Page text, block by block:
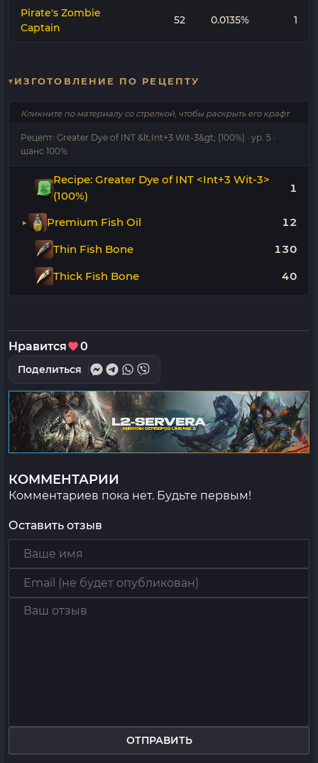
Pirate's Zombie
Captain
52 0.0135% 1
ИЗГОТОВЛЕНИЕ ПО РЕЦЕПТУ
Кликните по материалу со стрелкой, чтобы раскрыть его крафт
Рецепт: Greater Dye of INT &lt;Int+3 Wit-3&gt; (100%) · ур. 5 ·
шанс 100%
Recipe: Greater Dye of INT <Int+3 Wit-3>
(100%)
1
Premium Fish Oil 12
Thin Fish Bone 130
Thick Fish Bone 40
Нравится 0
Поделиться
КОММЕНТАРИИ
Комментариев пока нет. Будьте первым!
Оставить отзыв
ОТПРАВИТЬ